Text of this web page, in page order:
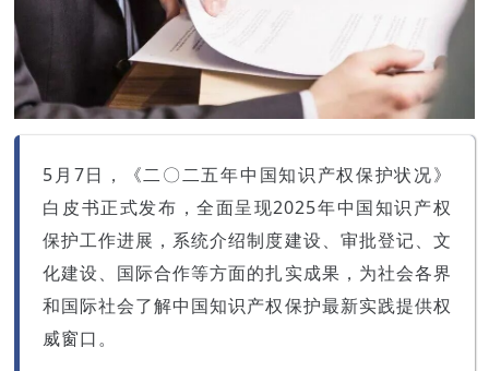
5月7日，《二〇二五年中国知识产权保护状况》
白皮书正式发布，全面呈现2025年中国知识产权
保护工作进展，系统介绍制度建设、审批登记、文
化建设、国际合作等方面的扎实成果，为社会各界
和国际社会了解中国知识产权保护最新实践提供权
威窗口。